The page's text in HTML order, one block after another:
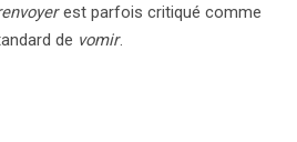
est parfois critiqué comme
de vomir.